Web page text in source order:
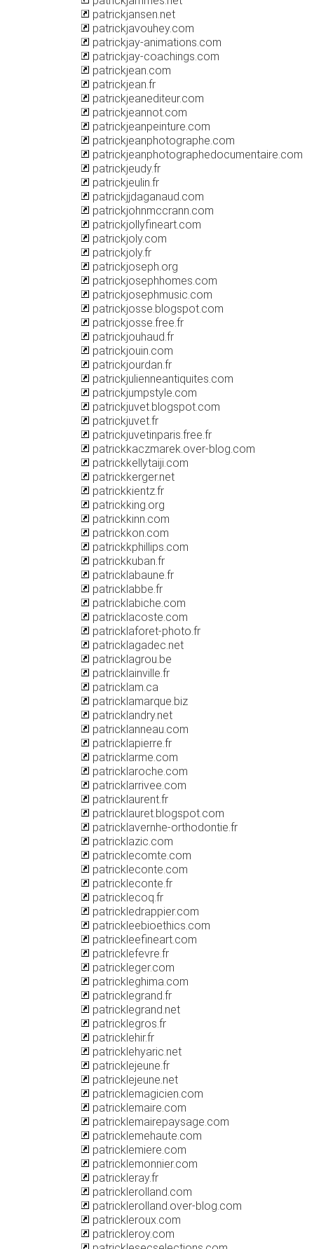
patrickjansen.net
patrickjavouhey.com
patrickjay-animations.com
patrickjay-coachings.com
patrickjean.com
patrickjean.fr
patrickjeanediteur.com
patrickjeannot.com
patrickjeanpeinture.com
patrickjeanphotographe.com
patrickjeanphotographedocumentaire.com
patrickjeudy.fr
patrickjeulin.fr
patrickjjdaganaud.com
patrickjohnmccrann.com
patrickjollyfineart.com
patrickjoly.com
patrickjoly.fr
patrickjoseph.org
patrickjosephhomes.com
patrickjosephmusic.com
patrickjosse.blogspot.com
patrickjosse.free.fr
patrickjouhaud.fr
patrickjouin.com
patrickjourdan.fr
patrickjulienneantiquites.com
patrickjumpstyle.com
patrickjuvet.blogspot.com
patrickjuvet.fr
patrickjuvetinparis.free.fr
patrickkaczmarek.over-blog.com
patrickkellytaiji.com
patrickkerger.net
patrickkientz.fr
patrickking.org
patrickkinn.com
patrickkon.com
patrickkphillips.com
patrickkuban.fr
patricklabaune.fr
patricklabbe.fr
patricklabiche.com
patricklacoste.com
patricklaforet-photo.fr
patricklagadec.net
patricklagrou.be
patricklainville.fr
patricklam.ca
patricklamarque.biz
patricklandry.net
patricklanneau.com
patricklapierre.fr
patricklarme.com
patricklaroche.com
patricklarrivee.com
patricklaurent.fr
patricklauret.blogspot.com
patricklavernhe-orthodontie.fr
patricklazic.com
patricklecomte.com
patrickleconte.com
patrickleconte.fr
patricklecoq.fr
patrickledrappier.com
patrickleebioethics.com
patrickleefineart.com
patricklefevre.fr
patrickleger.com
patrickleghima.com
patricklegrand.fr
patricklegrand.net
patricklegros.fr
patricklehir.fr
patricklehyaric.net
patricklejeune.fr
patricklejeune.net
patricklemagicien.com
patricklemaire.com
patricklemairepaysage.com
patricklemehaute.com
patricklemiere.com
patricklemonnier.com
patrickleray.fr
patricklerolland.com
patricklerolland.over-blog.com
patrickleroux.com
patrickleroy.com